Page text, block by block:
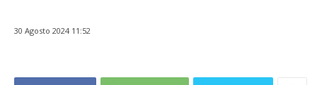
30 Agosto 2024 11:52